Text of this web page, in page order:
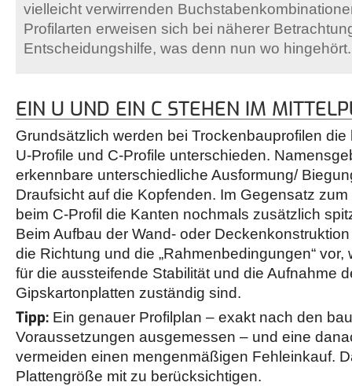
vielleicht verwirrenden
Profilarten erweisen sich bei näherer
Entscheidungshilfe, was denn nun wo hingehört.
EIN U UND EIN C STEHEN IM
Grundsätzlich werden bei Trockenbauprofilen
U-Profile und C-Profile unterschieden.
erkennbare unterschiedliche Ausformung/
Draufsicht auf die Kopfenden. Im Gegensatz zum
beim C-Profil die Kanten nochmals zusätzlich
Beim Aufbau der Wand- oder
die Richtung und die „Rahmenbedingungen“ vor,
für die aussteifende Stabilität und die Aufnahme
Gipskartonplatten zuständig sind.
Tipp: Ein genauer Profilplan – exakt nach den
Voraussetzungen ausgemessen – und eine
vermeiden einen mengenmäßigen Fehleinkauf.
Plattengröße mit zu berücksichtigen.